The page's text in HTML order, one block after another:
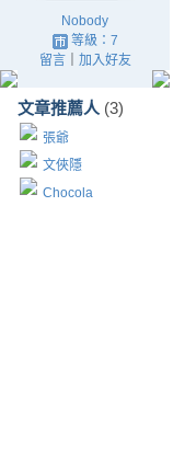
Nobody
等級：7
留言｜ 加入好友
文章推薦人 (3)
張爺
文俠隱
Chocola